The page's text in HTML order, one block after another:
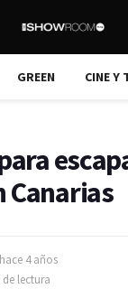
GREEN CINE Y
Canarias
hace 4 años
lectura